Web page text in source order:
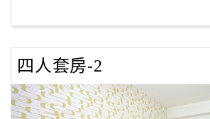
四人套房-2